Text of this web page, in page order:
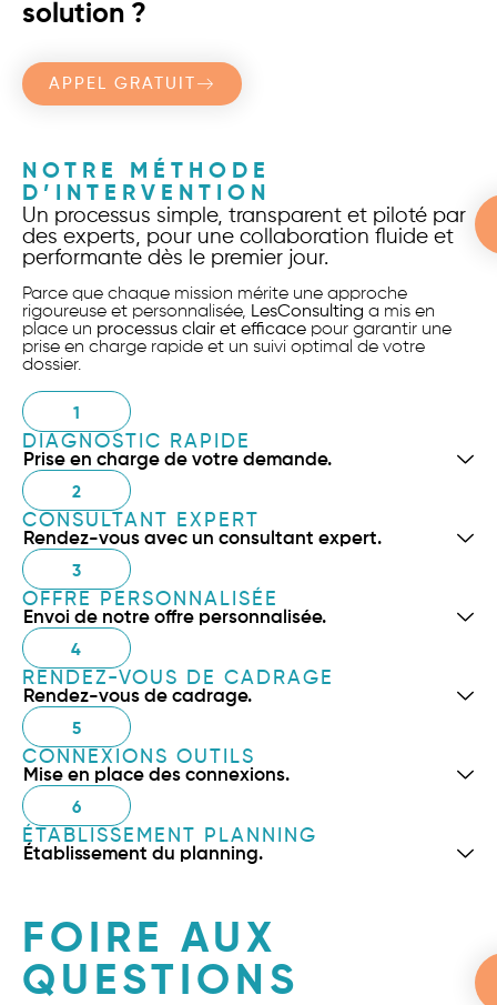
solution ?
APPEL GRATUIT
NOTRE MÉTHODE
D’INTERVENTION
Un processus simple, transparent et piloté par
des experts, pour une collaboration fluide et
performante dès le premier jour.
Parce que chaque mission mérite une approche
rigoureuse et personnalisée, LesConsulting a mis en
place un processus clair et efficace pour garantir une
prise en charge rapide et un suivi optimal de votre
dossier.
1
DIAGNOSTIC RAPIDE
Prise en charge de votre demande.
2
CONSULTANT EXPERT
Rendez-vous avec un consultant expert.
3
OFFRE PERSONNALISÉE
Envoi de notre offre personnalisée.
4
RENDEZ-VOUS DE CADRAGE
Rendez-vous de cadrage.
5
CONNEXIONS OUTILS
Mise en place des connexions.
6
ÉTABLISSEMENT PLANNING
Établissement du planning.
FOIRE AUX
QUESTIONS